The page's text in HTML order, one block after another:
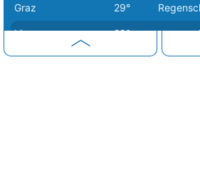
Graz 29°
Linz 29°
Sankt Pölten 29°